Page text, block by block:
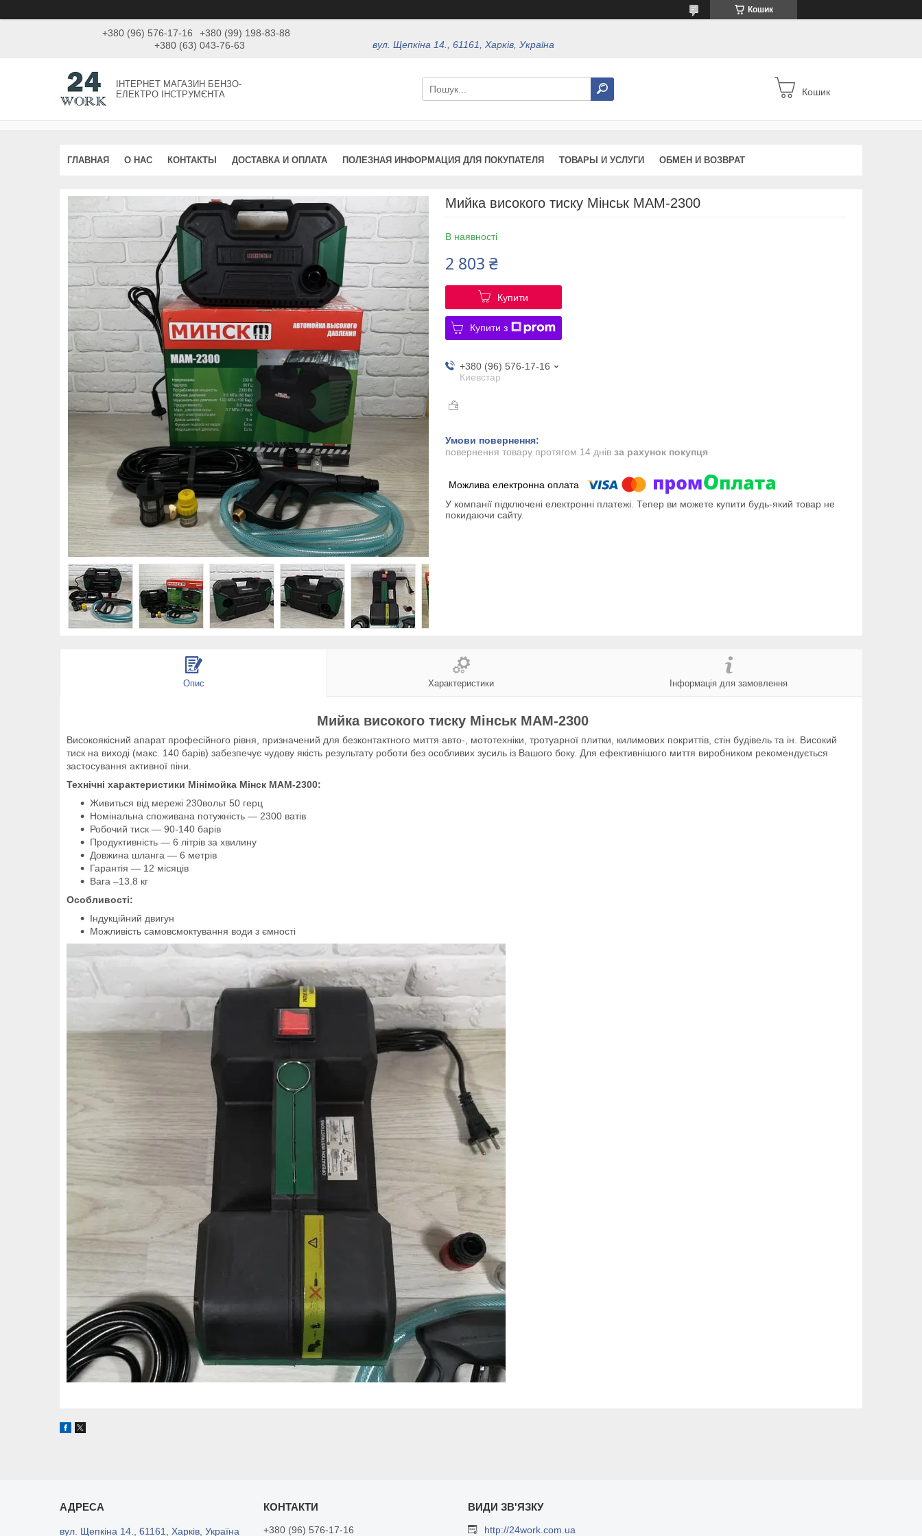
Кошик
+380 (96) 576-17-16
+380 (99) 198-83-88
+380 (63) 043-76-63
вул. Щепкіна 14., 61161, Харків, Україна
ІНТЕРНЕТ МАГАЗИН БЕНЗО-
ЕЛЕКТРО ІНСТРУМЄНТА
Кошик
ГЛАВНАЯ О НАС КОНТАКТЫ ДОСТАВКА И ОПЛАТА ПОЛЕЗНАЯ ИНФОРМАЦИЯ ДЛЯ ПОКУПАТЕЛЯ ТОВАРЫ И УСЛУГИ ОБМЕН И ВОЗВРАТ
Мийка високого тиску Мінськ МАМ-2300
В наявності
2 803 ₴
Купити
Купити з
+380 (96) 576-17-16
Киевстар
повернення товару протягом 14 днів за рахунок покупця
У компанії підключені електронні платежі. Тепер ви можете купити будь-який товар не
покидаючи сайту.
Опис Характеристики Інформація для замовлення
Мийка високого тиску Мінськ МАМ-2300
Високоякісний апарат професійного рівня, призначений для безконтактного миття авто-, мототехніки, тротуарної плитки, килимових покриттів, стін будівель та ін. Високий
тиск на виході (макс. 140 барів) забезпечує чудову якість результату роботи без особливих зусиль із Вашого боку. Для ефективнішого миття виробником рекомендується
застосування активної піни.
Технічні характеристики Мінімойка Мінск МАМ-2300:
Живиться від мережі 230вольт 50 герц
Номінальна споживана потужність — 2300 ватів
Робочий тиск — 90-140 барів
Продуктивність — 6 літрів за хвилину
Довжина шланга — 6 метрів
Гарантія — 12 місяців
Вага –13.8 кг
Особливості:
Індукційний двигун
Можливість самовсмоктування води з ємності
вул. Щепкіна 14., 61161, Харків, Україна
+380 (96) 576-17-16
http://24work.com.ua